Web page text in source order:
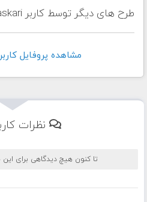
طرح های دیگر توسط کاربر MaMahaskari
مشاهده پروفايل کاربر MaMahaskari
نظرات
تا کنون هیچ دیدگاهی برای